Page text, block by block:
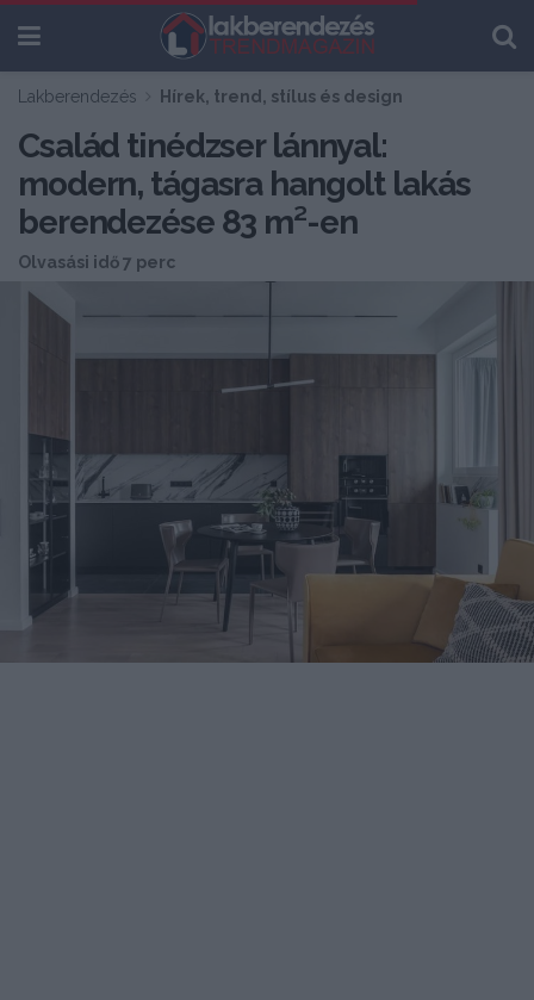
Lakberendezés Hírek, trend, stílus és design
Család tinédzser lánnyal:
modern, tágasra hangolt lakás
berendezése 83 m²-en
Olvasási idő 7 perc